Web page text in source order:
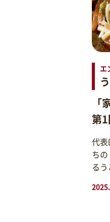
エ
第
代
ち
る